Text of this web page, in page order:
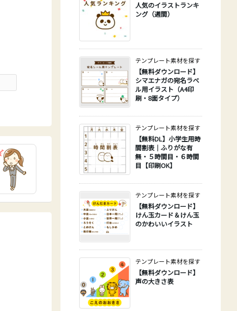
人気のイラストランキ
ング（週間）
テンプレート素材を探す
【無料ダウンロード】
シマエナガの宛名ラベ
ル用イラスト（A4印
刷・8面タイプ）
テンプレート素材を探す
【無料DL】小学生用時
間割表｜ふりがな有
無・５時間目・６時間
目【印刷OK】
テンプレート素材を探す
【無料ダウンロード】
けん玉カード＆けん玉
のかわいいイラスト
テンプレート素材を探す
【無料ダウンロード】
声の大きさ表